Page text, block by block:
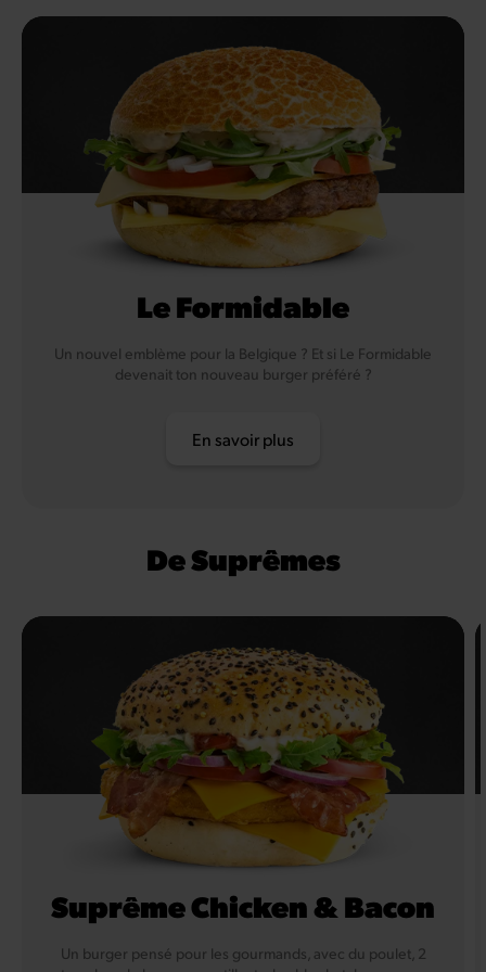
Le Formidable
Un nouvel emblème pour la Belgique ? Et si Le Formidable
devenait ton nouveau burger préféré ?
En savoir plus
De Suprêmes
Suprême Chicken & Bacon
Un burger pensé pour les gourmands, avec du poulet, 2